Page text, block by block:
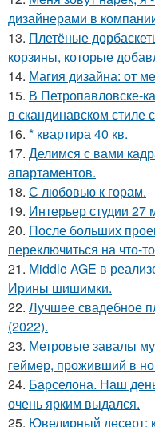
дизайнерами в
13. Плетёные
корзины, которые
14. Магия дизайна: от
15. В Петропавловске-
в скандинавском стиле
16. * квартира 40 кв.
17. Делимся с вами
апартаментов.
18. С любовью к горам.
19. Интерьер студии
20. После больших
переключиться на что-
21. Middle AGE в
Ирины шишимки.
22. Лучшее свадебное
(2022).
23. Метровые завалы
геймер, проживший в
24. Барселона. Наш
очень ярким выдался.
25. Ювелирный десерт: